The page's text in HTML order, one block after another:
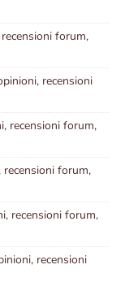
forum,
recensioni
recensioni forum,
recensioni forum,
recensioni forum,
recensioni